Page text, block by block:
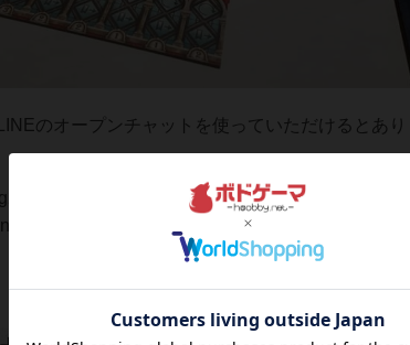
のオープンチャットを使っていただけるとあり
ilLmo2KNPpQ-a0CUbMn5myXoBh8rVmuCrahok